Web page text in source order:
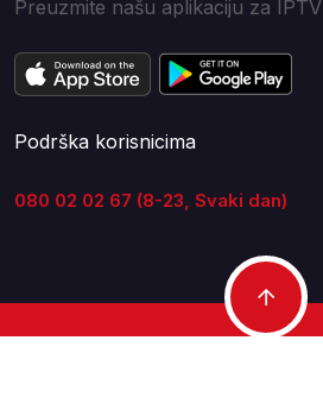
Preuzmite našu aplikaciju za IPTV
Podrška korisnicima
080 02 02 67 (8-23, Svaki dan)